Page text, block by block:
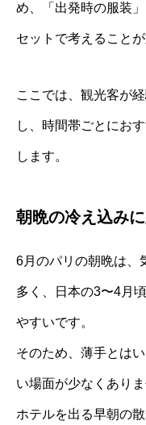
め、「出発時の服装
セットで考えることが
ここでは、観光客が
し、時間帯ごとにお
します。
朝晩の冷え込み
6月のパリの朝晩は、
多く、日本の3〜4月
やすいです。
そのため、薄手とは
い場面が少なくありま
ホテルを出る早朝の